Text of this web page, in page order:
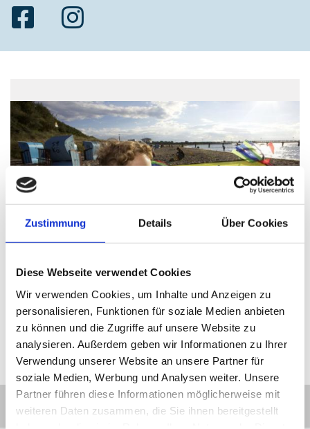
Zustimmung Details Über Cookies
Diese Webseite verwendet Cookies
Wir verwenden Cookies, um Inhalte und Anzeigen zu
personalisieren, Funktionen für soziale Medien anbieten
zu können und die Zugriffe auf unsere Website zu
analysieren. Außerdem geben wir Informationen zu Ihrer
Verwendung unserer Website an unsere Partner für
soziale Medien, Werbung und Analysen weiter. Unsere
Partner führen diese Informationen möglicherweise mit
weiteren Daten zusammen, die Sie ihnen bereitgestellt
Facebook
Kiteflying on the beach of Rerik
© Kurverwaltung Ostseebad Rerik, Görke
1/3
+